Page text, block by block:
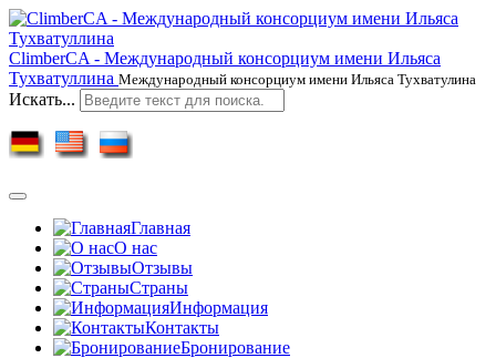
ClimberCA - Международный консорциум имени Ильяса
Тухватуллина Международный консорциум имени Ильяса Тухватулина
Искать...
Главная
О нас
Отзывы
Страны
Информация
Контакты
Бронирование